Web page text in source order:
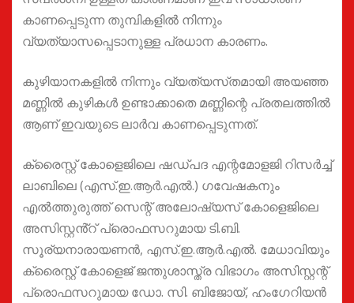
കാണപ്പെടുന്ന തുമ്പികളിൽ നിന്നും
വ്യത്യാസപ്പെടാനുള്ള പ്രധാന കാരണം.
കുഴിയാനകളിൽ നിന്നും വ്യത്യസ്‌തമായി അയഞ്ഞ
മണ്ണിൽ കുഴികൾ ഉണ്ടാക്കാതെ മണ്ണിന്റെ പ്രതലത്തിൽ
ആണ് ഇവയുടെ ലാർവ കാണപ്പെടുന്നത്.
ക്രൈസ്റ്റ് കോളെജിലെ ഷഡ്‌പദ എന്റമോളജി റിസർച്ച്
ലാബിലെ (എസ്.ഇ.ആർ.എൽ.) ഗവേഷകനും
എൽത്തുരുത്ത് സെന്റ് അലോഷ്യസ് കോളെജിലെ
അസിസ്റ്റൻ്റ് പ്രൊഫസറുമായ ടി.ബി.
സൂര്യനാരായണൻ, എസ്.ഇ.ആർ.എൽ. മേധാവിയും
ക്രൈസ്റ്റ് കോളെജ് ജന്തുശാസ്ത്ര വിഭാഗം അസിസ്റ്റന്റ്
പ്രൊഫസറുമായ ഡോ. സി. ബിജോയ്, ഹംഗേറിയൻ